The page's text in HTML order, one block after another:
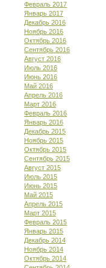
Февраль 2017
Январь 2017
Декабрь 2016
Ноябрь 2016
Октябрь 2016
Сентябрь 2016
Август 2016
Июль 2016
Июнь 2016
Май 2016
Апрель 2016
Март 2016
Февраль 2016
Январь 2016
Декабрь 2015
Ноябрь 2015
Октябрь 2015
Сентябрь 2015
Август 2015
Июль 2015
Июнь 2015
Май 2015
Апрель 2015
Март 2015
Февраль 2015
Январь 2015
Декабрь 2014
Ноябрь 2014
Октябрь 2014